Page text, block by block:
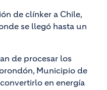
de clínker a Chile,
se llegó hasta un
de procesar los
Municipio de
en energía